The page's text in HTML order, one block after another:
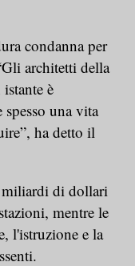
condanna per
architetti della
è
una vita
ha detto il
di dollari
mentre le
l'istruzione e la